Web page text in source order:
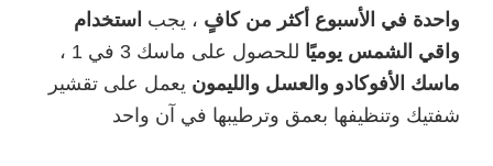
واحدة في الأسبوع أكثر من كافٍ ، يجب استخدام
واقي الشمس يوميًا للحصول على ماسك 3 في 1 ،
ماسك الأفوكادو والعسل والليمون يعمل على تقشير
شفتيك وتنظيفها بعمق وترطيبها في آن واحد